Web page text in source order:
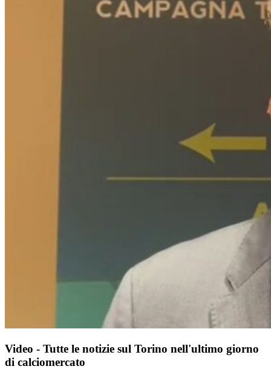
Video - Tutte le notizie sul Torino nell'ultimo giorno
di calciomercato